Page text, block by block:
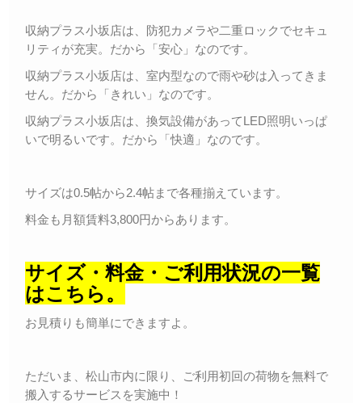
収納プラス小坂店は、防犯カメラや二重ロックでセキュ
リティが充実。だから「安心」なのです。
収納プラス小坂店は、室内型なので雨や砂は入ってきま
せん。だから「きれい」なのです。
収納プラス小坂店は、換気設備があってLED照明いっぱ
いで明るいです。だから「快適」なのです。
サイズは0.5帖から2.4帖まで各種揃えています。
料金も月額賃料3,800円からあります。
サイズ・料金・ご利用状況の一覧
はこちら。
お見積りも簡単にできますよ。
ただいま、松山市内に限り、ご利用初回の荷物を無料で
搬入するサービスを実施中！